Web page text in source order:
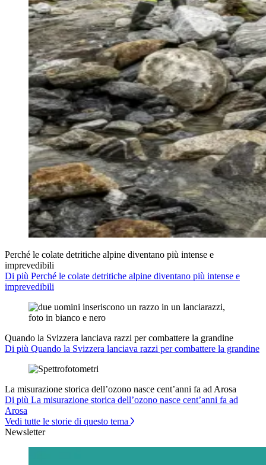
Perché le colate detritiche alpine diventano più intense e
imprevedibili
Di più Perché le colate detritiche alpine diventano più intense e
imprevedibili
Quando la Svizzera lanciava razzi per combattere la grandine
Di più Quando la Svizzera lanciava razzi per combattere la grandine
La misurazione storica dell’ozono nasce cent’anni fa ad Arosa
Di più La misurazione storica dell’ozono nasce cent’anni fa ad
Arosa
Vedi tutte le storie di questo tema
Newsletter